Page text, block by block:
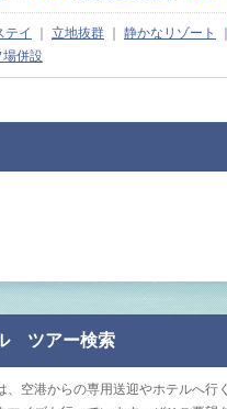
テイ 立地抜群 静かなリゾート
場併設
ツアー検索
空港からの専用送迎やホテルへ行